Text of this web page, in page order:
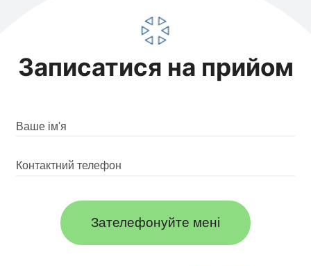
Записатися на прийом
Зателефонуйте мені